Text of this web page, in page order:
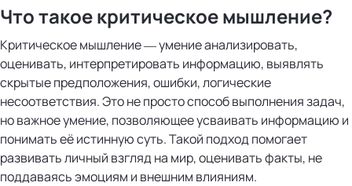
Что такое критическое мышление?
Критическое мышление — умение анализировать,
оценивать, интерпретировать информацию, выявлять
скрытые предположения, ошибки, логические
несоответствия. Это не просто способ выполнения задач,
но важное умение, позволяющее усваивать информацию и
понимать её истинную суть. Такой подход помогает
развивать личный взгляд на мир, оценивать факты, не
поддаваясь эмоциям и внешним влияниям.